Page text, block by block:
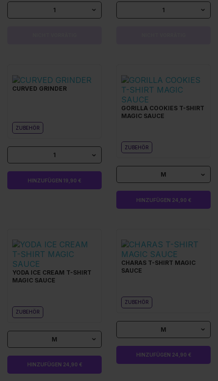
1 1
CURVED GRINDER
ZUBEHÖR
1
HINZUFÜGEN 19,90 €
GORILLA COOKIES T-SHIRT
MAGIC SAUCE
ZUBEHÖR
M
HINZUFÜGEN 24,90 €
YODA ICE CREAM T-SHIRT
MAGIC SAUCE
ZUBEHÖR
M
HINZUFÜGEN 24,90 €
CHARAS T-SHIRT MAGIC
SAUCE
ZUBEHÖR
M
HINZUFÜGEN 24,90 €